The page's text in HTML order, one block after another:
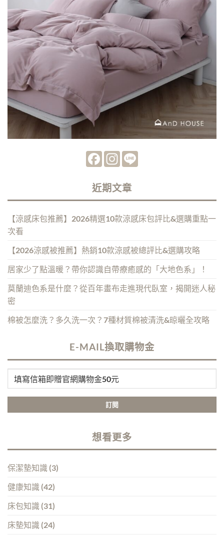
FacebookInstagram
近期文章
【涼感床包推薦】2026精選10款涼感床包評比&選購重點一
次看
【2026涼感被推薦】熱銷10款涼感被總評比&選購攻略
居家少了點溫暖？帶你認識自帶療癒感的「大地色系」！
莫蘭迪色系是什麼？從百年畫布走進現代臥室，揭開迷人秘
密
棉被怎麼洗？多久洗一次？7種材質棉被清洗&晾曬全攻略
E-MAIL換取購物金
想看更多
保潔墊知識 (3)
健康知識 (42)
床包知識 (31)
床墊知識 (24)